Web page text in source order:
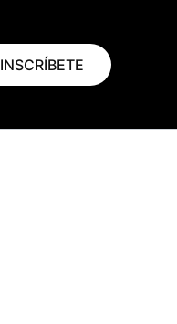
INSCRÍBETE